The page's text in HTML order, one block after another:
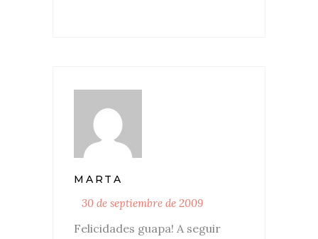
MARTA
30 de septiembre de 2009
Felicidades guapa! A seguir